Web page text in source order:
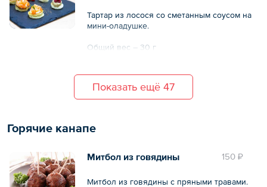
Тартар из лосося со сметанным соусом на
мини-оладушке.
Общий вес – 30 г
Показать ещё 47
Горячие канапе
150 ₽
Митбол из говядины
Митбол из говядины с пряными травами.